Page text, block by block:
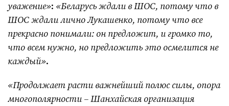
уважение»: «Беларусь ждали в ШОС, потому что в
ШОС ждали лично Лукашенко, потому что все
прекрасно понимали: он предложит, и громко то,
что всем нужно, но предложить это осмелится не
каждый».
«Продолжает расти важнейший полюс силы, опора
многополярности – Шанхайская организация